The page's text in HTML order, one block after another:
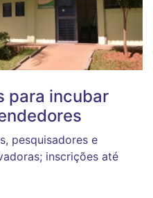
para incubar
pesquisadores e
inscrições até